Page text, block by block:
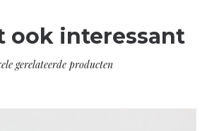
ook interessant
gerelateerde producten